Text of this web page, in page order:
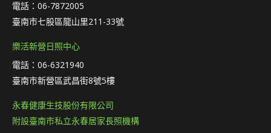
電話：06-7872005
臺南市七股區龍山里211-33號
樂活新營日照中心
電話：06-6321940
臺南市新營區武昌街8號5樓
永春健康生技股份有限公司
附設臺南市私立永春居家長照機構